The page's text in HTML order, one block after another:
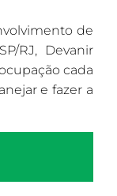
de
RJ, Devanir
cada
e fazer a